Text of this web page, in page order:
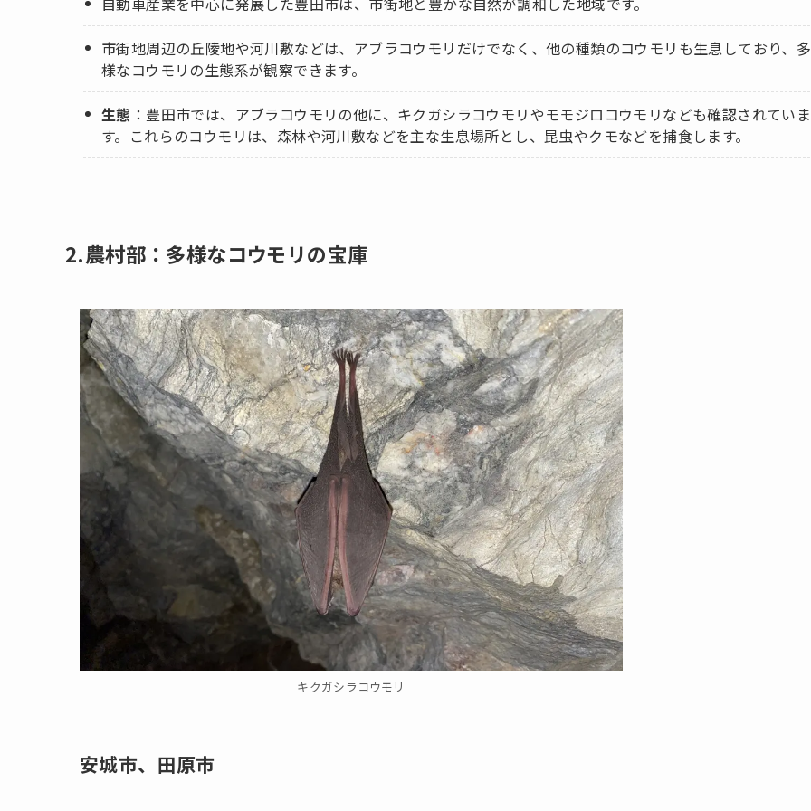
市街地周辺の丘陵地や河川敷などは、アブラコウモリだけでなく、他の種類のコウモリも生息しており、多
様なコウモリの生態系が観察できます。
生態 ：豊田市では、アブラコウモリの他に、キクガシラコウモリやモモジロコウモリなども確認されていま
す。これらのコウモリは、森林や河川敷などを主な生息場所とし、昆虫やクモなどを捕食します。
2.農村部：多様なコウモリの宝庫
キクガシラコウモリ
安城市、田原市